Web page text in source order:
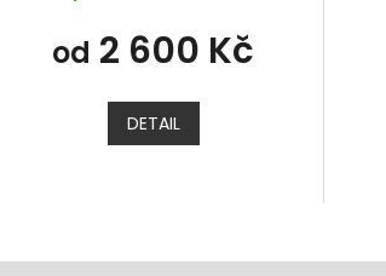
od 2 600 Kč
DETAIL
v